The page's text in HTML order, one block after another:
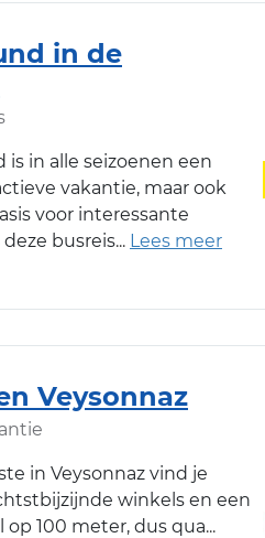
in de
is in alle seizoenen een
vakantie, maar ook
voor interessante
busreis
Veysonnaz
in Veysonnaz vind je
winkels en een
100 meter, dus qua